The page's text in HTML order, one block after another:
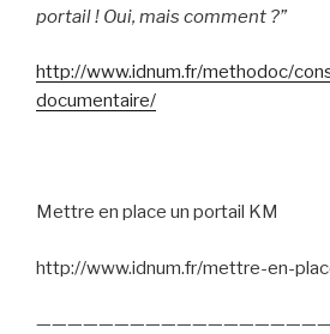
portail ! Oui, mais comment ?”
http://www.idnum.fr/methodoc/
documentaire/
Mettre en place un portail KM
http://www.idnum.fr/mettre-en-